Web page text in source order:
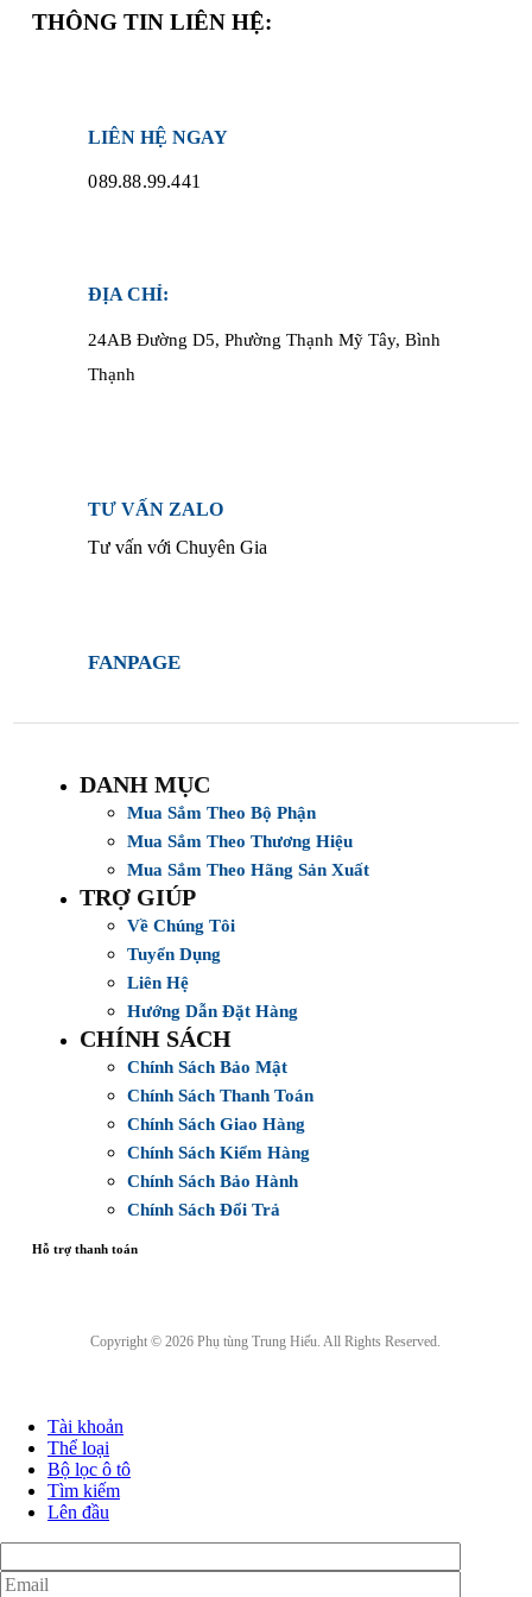
THÔNG TIN LIÊN HỆ:
LIÊN HỆ NGAY
089.88.99.441
ĐỊA CHỈ:
24AB Đường D5, Phường Thạnh Mỹ Tây, Bình
Thạnh
TƯ VẤN ZALO
Tư vấn với Chuyên Gia
FANPAGE
DANH MỤC
Mua Sắm Theo Bộ Phận
Mua Sắm Theo Thương Hiệu
Mua Sắm Theo Hãng Sản Xuất
TRỢ GIÚP
Về Chúng Tôi
Tuyển Dụng
Liên Hệ
Hướng Dẫn Đặt Hàng
CHÍNH SÁCH
Chính Sách Bảo Mật
Chính Sách Thanh Toán
Chính Sách Giao Hàng
Chính Sách Kiểm Hàng
Chính Sách Bảo Hành
Chính Sách Đổi Trả
Hỗ trợ thanh toán
Copyright © 2026 Phụ tùng Trung Hiếu. All Rights Reserved.
Tài khoản
Thể loại
Bộ lọc ô tô
Tìm kiếm
Lên đầu